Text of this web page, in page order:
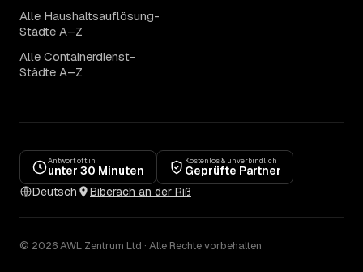
Alle Haushaltsauflösung-
Städte A–Z
Alle Containerdienst-
Städte A–Z
Antwort oft in
unter 30 Minuten
Kostenlos & unverbindlich
Geprüfte Partner
Deutsch
Biberach an der Riß
© 2026 AWL Zentrum Ltd · Alle Rechte vorbehalten